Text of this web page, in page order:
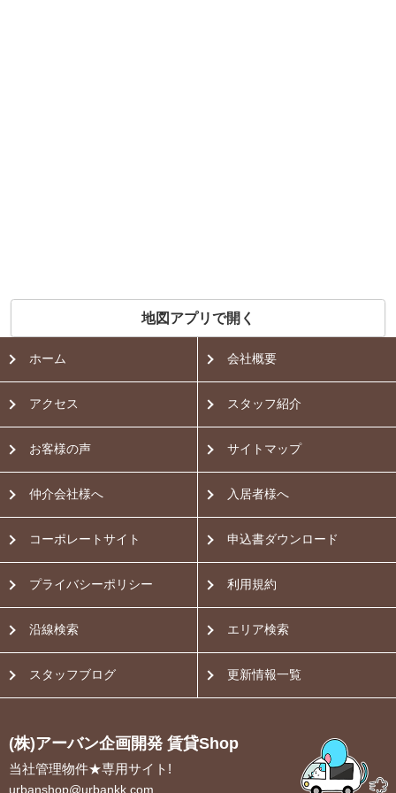
地図アプリで開く
ホーム 会社概要
アクセス スタッフ紹介
お客様の声 サイトマップ
仲介会社様へ 入居者様へ
コーポレートサイト 申込書ダウンロード
プライバシーポリシー 利用規約
沿線検索 エリア検索
スタッフブログ 更新情報一覧
(株)アーバン企画開発 賃貸Shop
当社管理物件★専用サイト!
urbanshop@urbankk.com